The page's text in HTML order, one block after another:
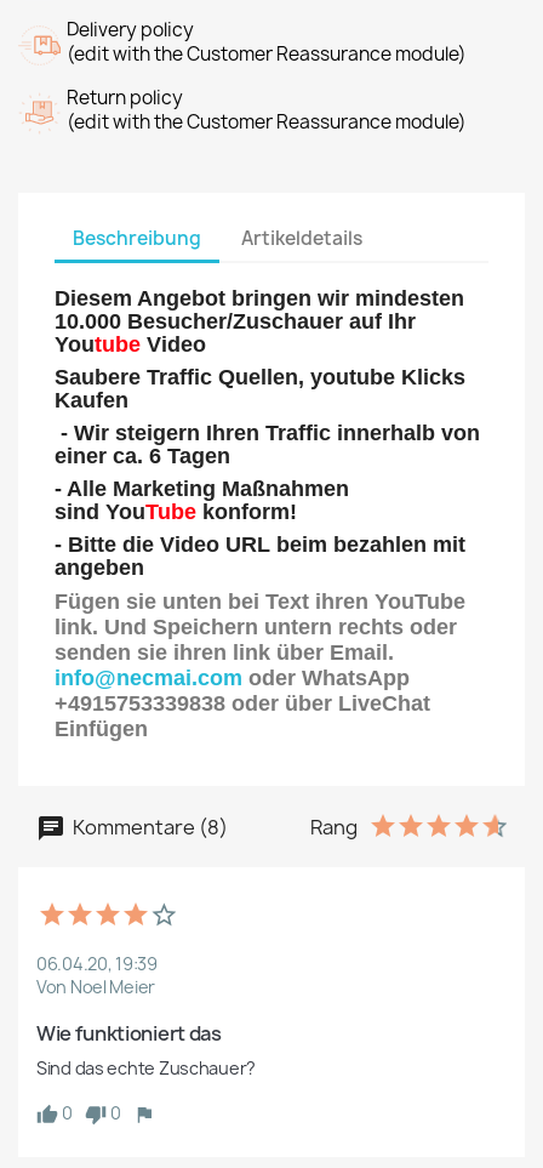
Delivery policy
(edit with the Customer Reassurance module)
Return policy
(edit with the Customer Reassurance module)
Beschreibung Artikeldetails
Diesem Angebot bringen wir mindesten
10.000 Besucher/Zuschauer auf Ihr
Youtube Video
Saubere Traffic Quellen, youtube Klicks
Kaufen
- Wir steigern Ihren Traffic innerhalb von
einer ca. 6 Tagen
- Alle Marketing Maßnahmen
sind YouTube konform!
- Bitte die Video URL beim bezahlen mit
angeben
Fügen sie unten bei Text ihren YouTube
link. Und Speichern untern rechts oder
senden sie ihren link über Email.
info@necmai.com oder WhatsApp
+4915753339838 oder über LiveChat
Einfügen
Kommentare (8) Rang
06.04.20, 19:39
Von Noel Meier
Wie funktioniert das
Sind das echte Zuschauer?
0
0